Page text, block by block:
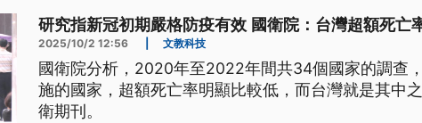
研究指新冠初期嚴格防疫有效 國衛院：台灣超額死亡
2025/10/2 12:56 文教科技
國衛院分析，2020年至2022年間共34個國家的調查
施的國家，超額死亡率明顯比較低，而台灣就是其中
衛期刊。